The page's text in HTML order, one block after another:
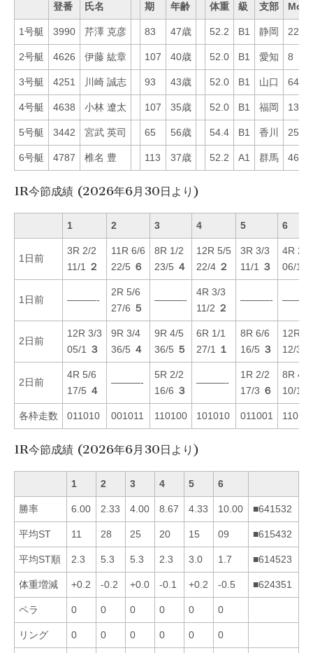
登番 氏名 期 年齢 体重 級 支部 Mo
1号艇 3990 芹澤 克彦 83 47歳 52.2 B1 静岡 22
2号艇 4626 伊藤 紘章 107 40歳 52.0 B1 愛知 8
3号艇 4251 川崎 誠志 93 43歳 52.0 B1 山口 64
4号艇 4638 小林 遼太 107 35歳 52.0 B1 福岡 13
5号艇 3442 宮武 英司 65 56歳 54.4 B1 香川 25
6号艇 4787 椎名 豊 113 37歳 52.2 A1 群馬 46
1R今節成績 (2026年6月30日より)
1 2 3 4 5 6
1日前
3R 2/2
11/1
２
11R 6/6
22/5 ６
8R 1/2
23/5 ４
12R 5/5
22/4 ２
3R 3/3
11/1
３
4R 2/2
06/1
1日前 ———-
2R 5/6
27/6 ５
———-
4R 3/3
11/2 ２
———-
2日前
12R 3/3
05/1
３
9R 3/4
36/5 ４
9R 4/5
36/5 ５
6R 1/1
27/1
１
8R 6/6
16/5 ３
12R
12/3
2日前
4R 5/6
17/5 ４
———-
5R 2/2
16/6 ３
———-
1R 2/2
17/3 ６
8R 4/4
10/1
各枠走数 011010 001011 110100 101010 011001
1R今節成績 (2026年6月30日より)
1 2 3 4 5 6
勝率 6.00 2.33 4.00 8.67 4.33 10.00 ■641532
平均ST 11 28 25 20 15 09 ■615432
平均ST順 2.3 5.3 5.3 2.3 3.0 1.7 ■614523
体重増減 +0.2 -0.2 +0.0 -0.1 +0.2 -0.5 ■624351
ペラ 0 0 0 0 0 0
リング 0 0 0 0 0 0